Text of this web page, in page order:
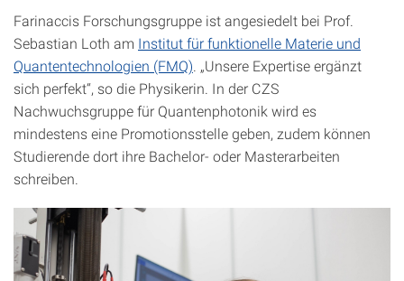
Farinaccis Forschungsgruppe ist angesiedelt bei Prof.
Sebastian Loth am Institut für funktionelle Materie und
Quantentechnologien (FMQ). „Unsere Expertise ergänzt
sich perfekt“, so die Physikerin. In der CZS
Nachwuchsgruppe für Quantenphotonik wird es
mindestens eine Promotionsstelle geben, zudem können
Studierende dort ihre Bachelor- oder Masterarbeiten
schreiben.